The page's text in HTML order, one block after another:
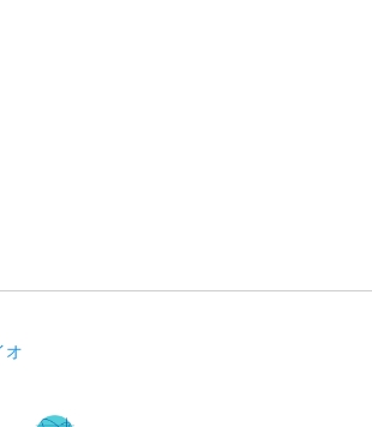
オ